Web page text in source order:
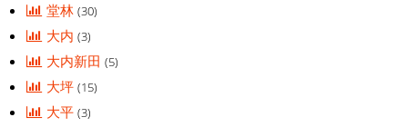
堂林(30)
大内(3)
大内新田(5)
大坪(15)
大平(3)